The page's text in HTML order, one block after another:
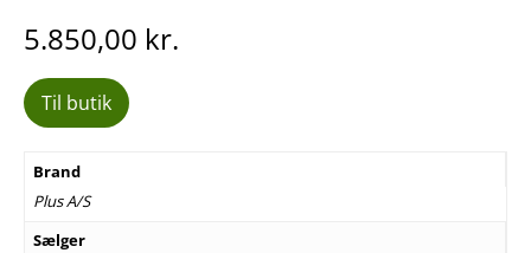
5.850,00 kr.
Til butik
Brand
Plus A/S
Sælger